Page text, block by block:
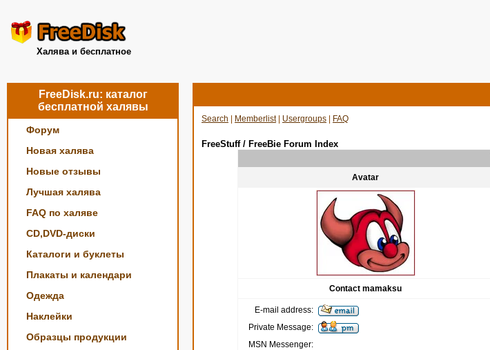
Халява и бесплатное
FreeDisk.ru: каталог
бесплатной халявы
Форум
Новая халява
Новые отзывы
Лучшая халява
FAQ по халяве
CD,DVD-диски
Каталоги и буклеты
Плакаты и календари
Одежда
Наклейки
Образцы продукции
Search Memberlist| Usergroups FAQ
FreeStuff / FreeBie Forum Index
Avatar
Contact mamaksu
E-mail address:
Private Message:
MSN Messenger: